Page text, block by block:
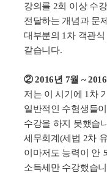
강의를 2회 이상 수
전달하는 개념과 문
대부분의 1 차 객관
같습니다.
② 2016년 7월 ~
저는 이 시기에 1 차
일반적인 수험생들
수강을 하지 못했습
세무회계 (세법 2차
이마저도 능력이 안
소득세만 수강했습